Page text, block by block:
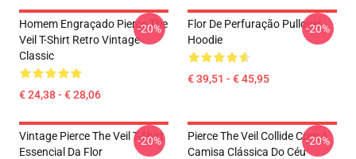
Homem Engraçado Pierce The
Veil T-Shirt Retro Vintage
Classic
€ 24,38 - € 28,06
-20%
Flor De Perfuração Pullover
Hoodie
€ 39,51 - € 45,95
-20%
Vintage Pierce The Veil T-Shirt
Essencial Da Flor
-20%
Pierce The Veil Collide Com A
Camisa Clássica Do Céu
-20%